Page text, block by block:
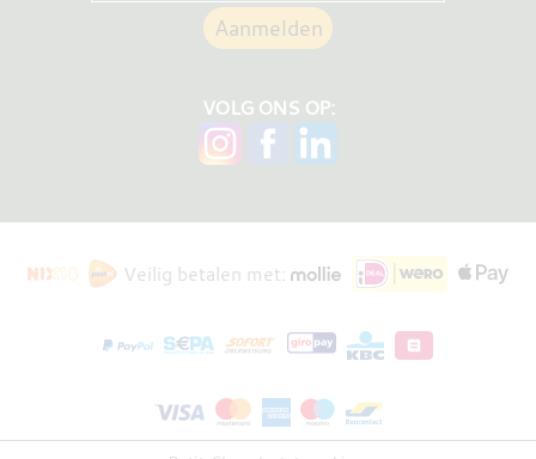
VOLG ONS OP:
Veilig betalen met: